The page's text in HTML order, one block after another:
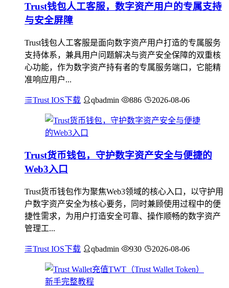
Trust钱包人工客服，数字资产用户的专属支持
与安全屏障
Trust钱包人工客服是面向数字资产用户打造的专属服务
支持体系，兼具用户问题解决与资产安全保障的双重核
心功能，作为数字资产持有者的专属服务端口，它能精
准响应用户...
Trust IOS下载 qbadmin 886 2026-08-06
Trust货币钱包，守护数字资产安全与便捷的
Web3入口
Trust货币钱包作为聚焦Web3领域的核心入口，以守护用
户数字资产安全为核心要务，同时兼顾使用过程中的便
捷性需求，为用户打造安全可靠、操作顺畅的数字资产
管理工...
Trust IOS下载 qbadmin 930 2026-08-06